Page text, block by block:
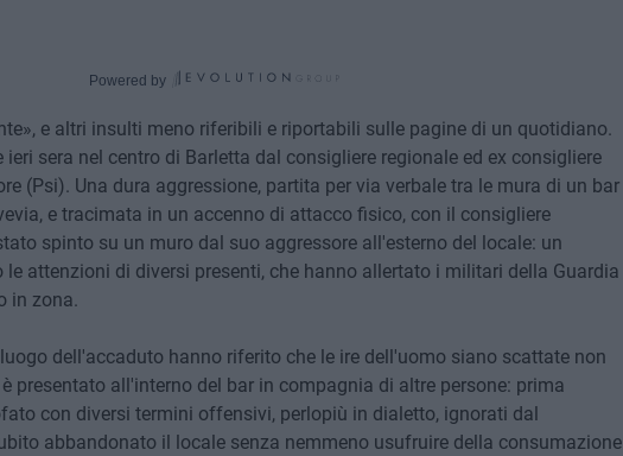
Powered by
e altri insulti meno riferibili e riportabili sulle pagine di un quotidiano.
ieri sera nel centro di Barletta dal consigliere regionale ed ex consigliere
(Psi). Una dura aggressione, partita per via verbale tra le mura di un bar
e tracimata in un accenno di attacco fisico, con il consigliere
spinto su un muro dal suo aggressore all'esterno del locale: un
attenzioni di diversi presenti, che hanno allertato i militari della Guardia
in zona.
dell'accaduto hanno riferito che le ire dell'uomo siano scattate non
presentato all'interno del bar in compagnia di altre persone: prima
con diversi termini offensivi, perlopiù in dialetto, ignorati dal
abbandonato il locale senza nemmeno usufruire della consumazione